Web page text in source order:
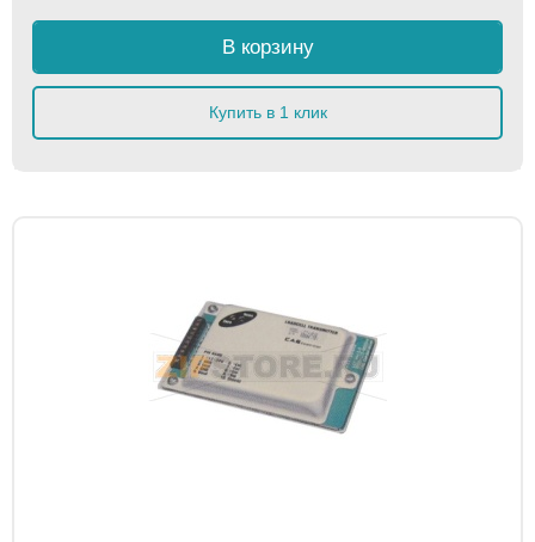
В корзину
Купить в 1 клик